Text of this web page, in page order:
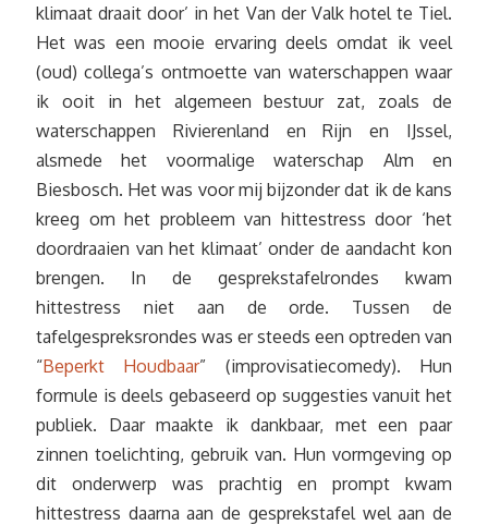
klimaat draait door’ in het Van der Valk hotel te Tiel.
Het was een mooie ervaring deels omdat ik veel
(oud) collega’s ontmoette van waterschappen waar
ik ooit in het algemeen bestuur zat, zoals de
waterschappen Rivierenland en Rijn en IJssel,
alsmede het voormalige waterschap Alm en
Biesbosch. Het was voor mij bijzonder dat ik de kans
kreeg om het probleem van hittestress door ‘het
doordraaien van het klimaat’ onder de aandacht kon
brengen. In de gesprekstafelrondes kwam
hittestress niet aan de orde. Tussen de
tafelgespreksrondes was er steeds een optreden van
“Beperkt Houdbaar” (improvisatiecomedy). Hun
formule is deels gebaseerd op suggesties vanuit het
publiek. Daar maakte ik dankbaar, met een paar
zinnen toelichting, gebruik van. Hun vormgeving op
dit onderwerp was prachtig en prompt kwam
hittestress daarna aan de gesprekstafel wel aan de